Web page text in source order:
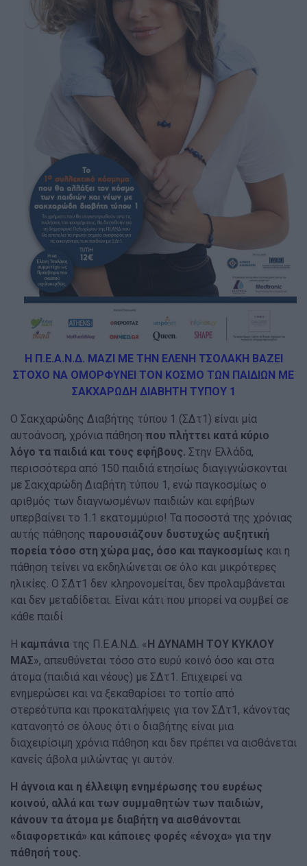
Η Π.Ε.Α.Ν.Δ. ΜΑΖΙ ΜΕ ΤΗΝ ΕΛΕΝΗ ΤΣΟΛΑΚΗ ΒΑΖΕΙ
ΣΤΟΧΟ ΝΑ ΟΜΟΡΦΥΝΕΙ ΤΟΝ ΚΟΣΜΟ ΤΩΝ ΠΑΙΔΙΩΝ ΜΕ
ΣΑΚΧΑΡΩΔΗ ΔΙΑΒΗΤΗ ΤΥΠΟΥ 1
Ο Σακχαρώδης Διαβήτης τύπου 1 (ΣΔτ1) είναι μία
αυτοάνοση, χρόνια πάθηση που πλήττει κατά κύριο
λόγο τα παιδιά και τους εφήβους. Στην Ελλάδα,
περισσότερα από 150 παιδιά ετησίως διαγιγνώσκονται
με Σακχαρώδη Διαβήτη τύπου 1, ενώ παγκοσμίως ο
αριθμός των διαγνωσμένων παιδιών και εφήβων
υπερβαίνει το 1.1 εκατομμύριο! Τα ποσοστά της χρόνιας
αυτής πάθησης παρουσιάζουν δυστυχώς αυξητική
πορεία τόσο στη χώρα μας, όσο και παγκοσμίως και η
πάθηση τείνει να εκδηλώνεται σε όλο και μικρότερες
ηλικίες. Ο ΣΔτ1 δεν κληρονομείται, δεν προλαμβάνεται
και δεν μεταδίδεται. Είναι κάτι που μπορεί να συμβεί σε
κάθε παιδί.
Η καμπάνια της Π.Ε.Α.Ν.Δ. « Η ΔΥΝΑΜΗ ΤΟΥ ΚΥΚΛΟΥ
ΜΑΣ», απευθύνεται τόσο στο ευρύ κοινό όσο και στα
άτομα (παιδιά και νέους) με ΣΔτ1. Επιχειρεί να
ενημερώσει και να ξεκαθαρίσει το τοπίο από
στερεότυπα και προκαταλήψεις για τον ΣΔτ1, κάνοντας
κατανοητό σε όλους ότι ο διαβήτης είναι μια
διαχειρίσιμη χρόνια πάθηση και δεν πρέπει να αισθάνεται
κανείς άβολα μιλώντας γι αυτόν.
Η άγνοια και η έλλειψη ενημέρωσης του ευρέως
κοινού, αλλά και των συμμαθητών των παιδιών,
κάνουν τα άτομα με διαβήτη να αισθάνονται
«διαφορετικά» και κάποιες φορές «ένοχα» για την
πάθησή τους.